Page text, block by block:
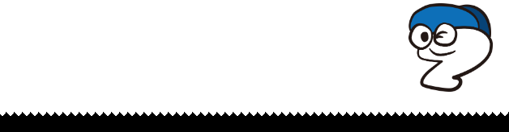
TOPでコナミコマンドを入れてみよ★